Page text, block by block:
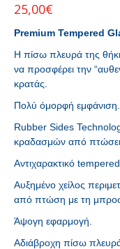
25,00€
Premium Tempered
Η πίσω πλευρά της
να προσφέρει την
κρατάς.
Πολύ όμορφή εμφάνιση.
Rubber Sides
κραδασμών από
Αντιχαρακτικό
Αυξημένο χείλος
από πτώση με τη
Άψογη εφαρμογή.
Αδιάβροχη πίσω